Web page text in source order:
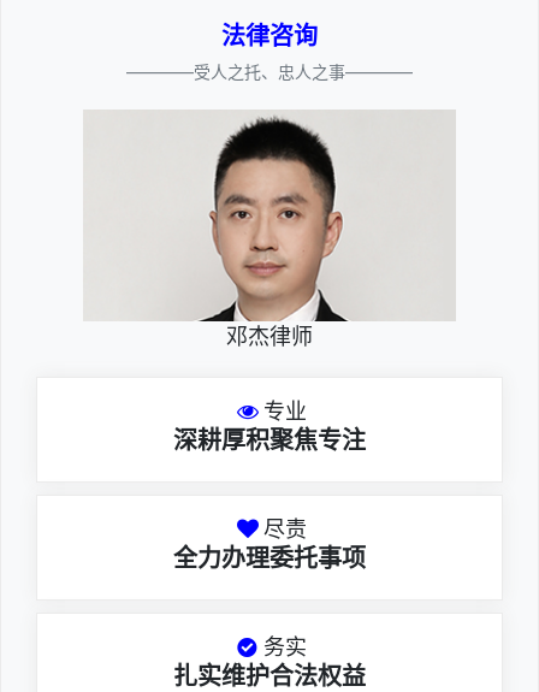
法律咨询
————受人之托、忠人之事————
邓杰律师
专业
深耕厚积聚焦专注
尽责
全力办理委托事项
务实
扎实维护合法权益